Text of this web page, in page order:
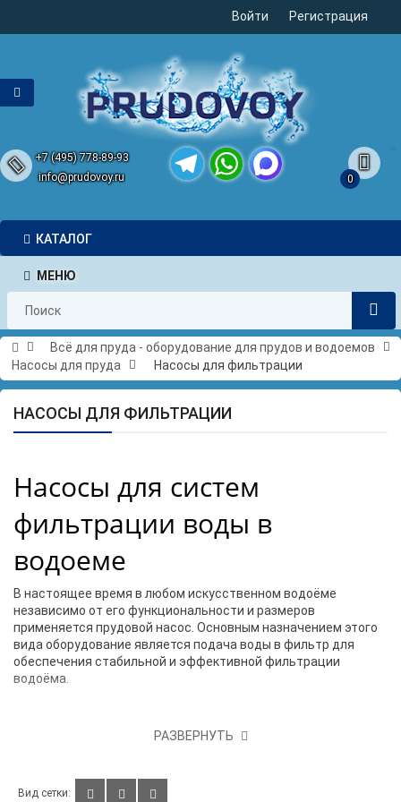
Войти Регистрация
+7 (495) 778-89-93
info@prudovoy.ru
0
КАТАЛОГ
МЕНЮ
Всё для пруда - оборудование для прудов и водоемов
Насосы для пруда
Насосы для фильтрации
НАСОСЫ ДЛЯ ФИЛЬТРАЦИИ
Насосы для систем
фильтрации воды в
водоеме
В настоящее время в любом искусственном водоёме
независимо от его функциональности и размеров
применяется прудовой насос. Основным назначением этого
вида оборудование является подача воды в фильтр для
обеспечения стабильной и эффективной фильтрации
водоёма.
Насосы для фильтров
РАЗВЕРНУТЬ
Вид сетки: